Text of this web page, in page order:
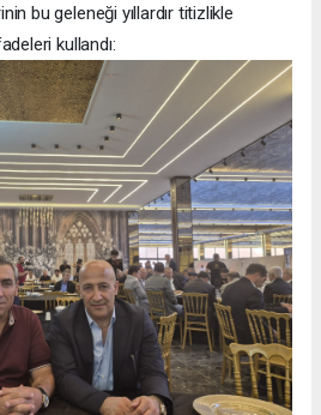
bu geleneği yıllardır titizlikle
kullandı: